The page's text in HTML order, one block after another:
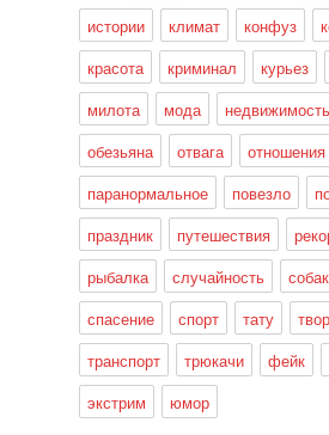
истории
климат конфуз
красота
криминал курьез
милота
мода недвижимость
обезьяна
отвага отношения
паранормальное
повезло
праздник
путешествия
рыбалка
случайность
спасение
спорт тату
транспорт
трюкачи фейк
экстрим
юмор